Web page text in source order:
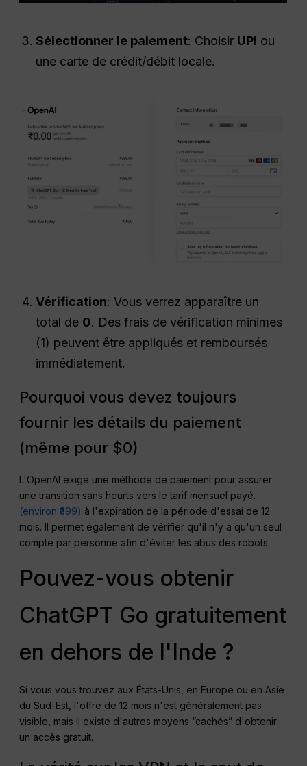
Sélectionner le paiement: Choisir UPI ou
une carte de crédit/débit locale.
Vérification: Vous verrez apparaître un
total de ₹0. Des frais de vérification minimes
(₹1) peuvent être appliqués et remboursés
immédiatement.
Pourquoi vous devez toujours
fournir les détails du paiement
(même pour $0)
L'OpenAI exige une méthode de paiement pour assurer
une transition sans heurts vers le tarif mensuel payé.
(environ ₹399) à l'expiration de la période d'essai de 12
mois. Il permet également de vérifier qu'il n'y a qu'un seul
compte par personne afin d'éviter les abus des robots.
Pouvez-vous obtenir
ChatGPT Go gratuitement
en dehors de l'Inde ?
Si vous vous trouvez aux États-Unis, en Europe ou en Asie
du Sud-Est, l'offre de 12 mois n'est généralement pas
visible, mais il existe d'autres moyens “cachés” d'obtenir
un accès gratuit.